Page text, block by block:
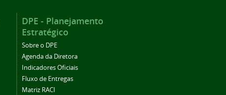
DPE - Planejamento
Estratégico
Sobre o DPE
Agenda da Diretora
Indicadores Oficiais
Fluxo de Entregas
Matriz RACI